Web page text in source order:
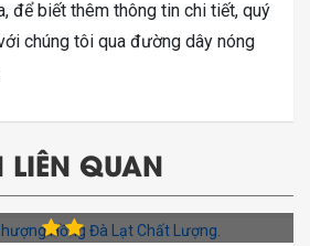
để biết thêm thông tin chi tiết, quý
chúng tôi qua đường dây nóng
QUAN